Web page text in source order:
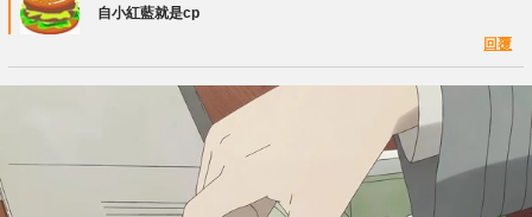
自小紅藍就是cp
回覆